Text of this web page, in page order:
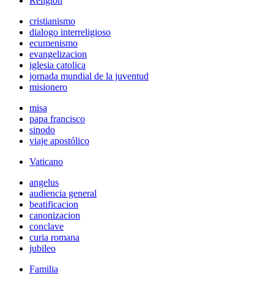
cristianismo
dialogo interreligioso
ecumenismo
evangelizacion
iglesia catolica
jornada mundial de la juventud
misionero
misa
papa francisco
sinodo
viaje apostólico
Vaticano
angelus
audiencia general
beatificacion
canonizacion
conclave
curia romana
jubileo
Familia